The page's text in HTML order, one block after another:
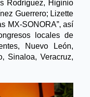
Rodríguez, Higinio
Guerrero; Lizette
MX-SONORA”, así
locales de
Nuevo León,
Sinaloa, Veracruz,